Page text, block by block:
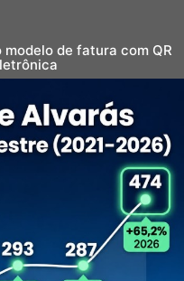
de fatura com QR